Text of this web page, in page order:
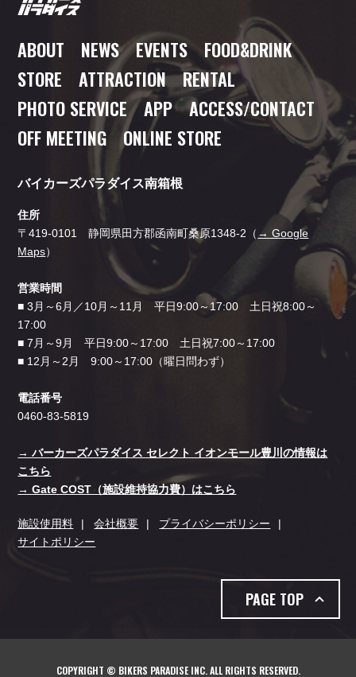
ABOUT NEWS EVENTS FOOD&DRINK
STORE
ATTRACTION
RENTAL
PHOTO SERVICE
APP
ACCESS/CONTACT
OFF MEETING
ONLINE STORE
バイカーズパラダイス南箱根
住所
〒419-0101 静岡県田方郡函南町桑原1348-2（ → Google
Maps）
営業時間
■ 3月～6月／10月～11月 平日9:00～17:00 土日祝8:00～
17:00
■ 7月～9月 平日9:00～17:00 土日祝7:00～17:00
■ 12月～2月 9:00～17:00（曜日問わず）
電話番号
0460-83-5819
→ バーカーズパラダイス セレクト イオンモール豊川の情報は
こちら
→ Gate COST（施設維持協力費）はこちら
施設使用料 会社概要
プライバシーポリシー
サイトポリシー
PAGE TOP
COPYRIGHT © BIKERS PARADISE INC. ALL RIGHTS RESERVED.